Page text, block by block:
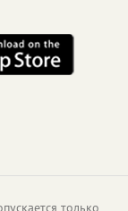
только